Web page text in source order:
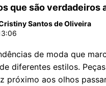
que são verdadeiros
Santos de Oliveira
de moda que
diferentes estilos.
próximo aos olhos